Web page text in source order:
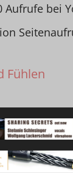
Aufrufe bei
Fühlen